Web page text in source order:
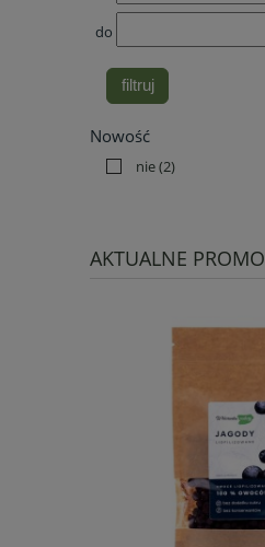
do
filtruj
Nowość
nie(2)
AKTUALNE